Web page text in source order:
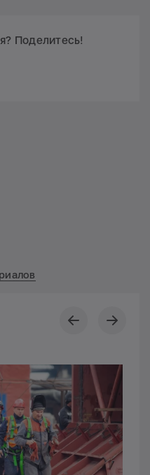
Поделитесь!